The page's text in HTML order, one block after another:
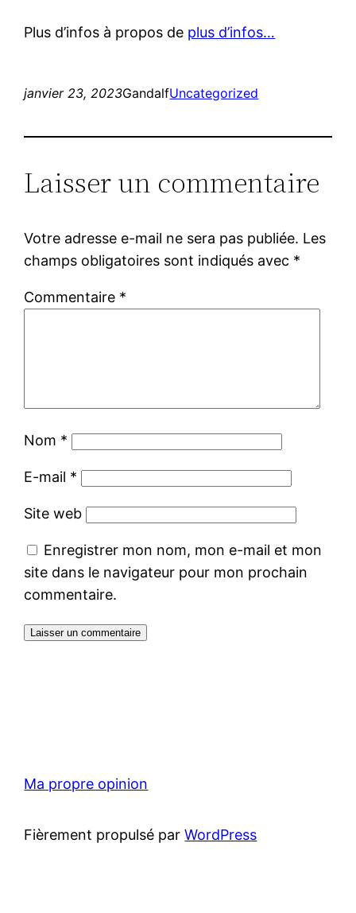
Plus d’infos à propos de plus d’infos…
janvier 23, 2023GandalfUncategorized
Laisser un commentaire
Votre adresse e-mail ne sera pas publiée. Les
champs obligatoires sont indiqués avec *
Commentaire *
Nom *
E-mail *
Site web
Enregistrer mon nom, mon e-mail et mon
site dans le navigateur pour mon prochain
commentaire.
Ma propre opinion
Fièrement propulsé parWordPress